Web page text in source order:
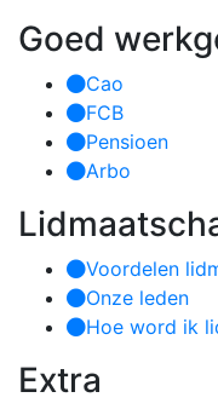
Goed
Cao
FCB
Pensioen
Arbo
Voordelen
Onze leden
Hoe word ik
Extra